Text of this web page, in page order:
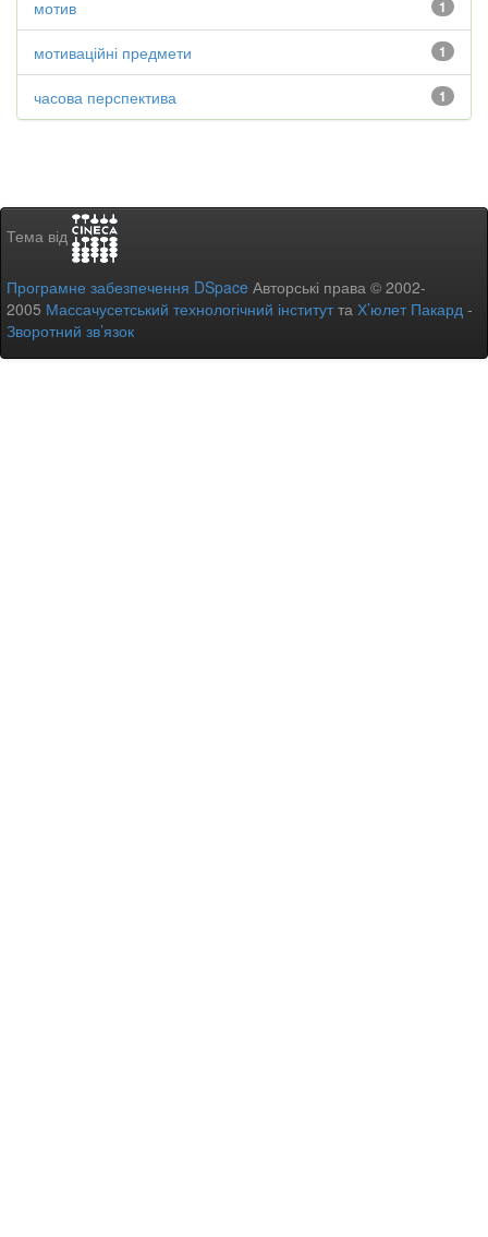
1
мотив
1
мотиваційні предмети
1
часова перспектива
Тема від
Програмне забезпечення DSpace Авторські права © 2002-
2005 Массачусетський технологічний інститутта Х’юлет Пакард -
Зворотний зв’язок